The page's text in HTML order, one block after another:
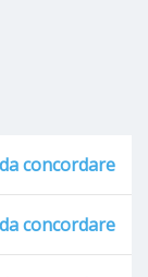
da concordare
da concordare